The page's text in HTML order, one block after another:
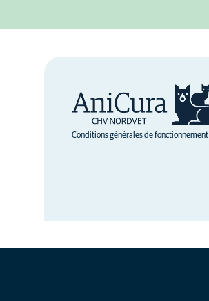
Conditions générales de fonctionnement